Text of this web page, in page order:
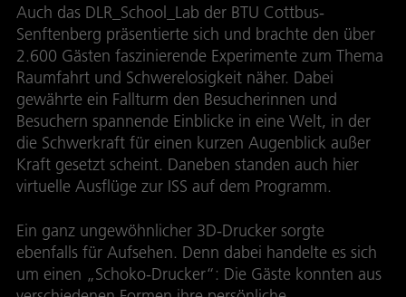
Auch das DLR_School_Lab der BTU Cottbus-
Senftenberg präsentierte sich und brachte den über
2.600 Gästen faszinierende Experimente zum Thema
Raumfahrt und Schwerelosigkeit näher. Dabei
gewährte ein Fallturm den Besucherinnen und
Besuchern spannende Einblicke in eine Welt, in der
die Schwerkraft für einen kurzen Augenblick außer
Kraft gesetzt scheint. Daneben standen auch hier
virtuelle Ausflüge zur ISS auf dem Programm.
Ein ganz ungewöhnlicher 3D-Drucker sorgte
ebenfalls für Aufsehen. Denn dabei handelte es sich
um einen „Schoko-Drucker“: Die Gäste konnten aus